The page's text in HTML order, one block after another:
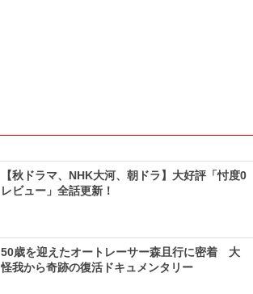
【秋ドラマ、NHK大河、朝ドラ】大好評「忖度0
レビュー」全話更新！
50歳を迎えたオートレーサー森且行に密着 大
怪我から奇跡の復活ドキュメンタリー